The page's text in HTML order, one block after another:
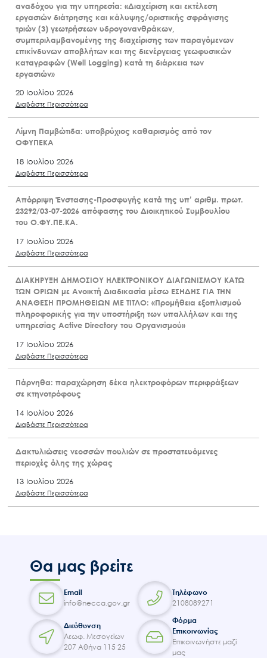
αναδόχου για την υπηρεσία: «Διαχείριση και εκτέλεση
εργασιών διάτρησης και κάλυψης/οριστικής σφράγισης
τριών (3) γεωτρήσεων υδρογονανθράκων,
συμπεριλαμβανομένης της διαχείρισης των παραγόμενων
επικίνδυνων αποβλήτων και της διενέργειας γεωφυσικών
καταγραφών (Well Logging) κατά τη διάρκεια των
εργασιών»
20 Ιουλίου 2026
Διαβάστε Περισσότερα
Λίμνη Παμβώτιδα: υποβρύχιος καθαρισμός από τον
ΟΦΥΠΕΚΑ
18 Ιουλίου 2026
Διαβάστε Περισσότερα
Απόρριψη Ένστασης-Προσφυγής κατά της υπ’ αριθμ. πρωτ.
23292/03-07-2026 απόφασης του Διοικητικού Συμβουλίου
του Ο.ΦΥ.ΠΕ.ΚΑ.
17 Ιουλίου 2026
Διαβάστε Περισσότερα
ΔΙΑΚΗΡΥΞΗ ΔΗΜΟΣΙΟΥ ΗΛΕΚΤΡΟΝΙΚΟΥ ΔΙΑΓΩΝΙΣΜΟΥ ΚΑΤΩ
ΤΩΝ ΟΡΙΩΝ με Ανοικτή Διαδικασία μέσω ΕΣΗΔΗΣ ΓΙΑ ΤΗΝ
ΑΝΑΘΕΣΗ ΠΡΟΜΗΘΕΙΩΝ ΜΕ ΤΙΤΛΟ: «Προμήθεια εξοπλισμού
πληροφορικής για την υποστήριξη των υπαλλήλων και της
υπηρεσίας Active Directory του Οργανισμού»
17 Ιουλίου 2026
Διαβάστε Περισσότερα
Πάρνηθα: παραχώρηση δέκα ηλεκτροφόρων περιφράξεων
σε κτηνοτρόφους
14 Ιουλίου 2026
Διαβάστε Περισσότερα
Δακτυλιώσεις νεοσσών πουλιών σε προστατευόμενες
περιοχές όλης της χώρας
13 Ιουλίου 2026
Διαβάστε Περισσότερα
Θα μας βρείτε
Email
info@necca.gov.gr
Τηλέφωνο
2108089271
Διεύθυνση
Λεωφ. Μεσογείων
207 Αθήνα 115 25
Φόρμα
Επικοινωνίας
Επικοινωνήστε μαζί
μας